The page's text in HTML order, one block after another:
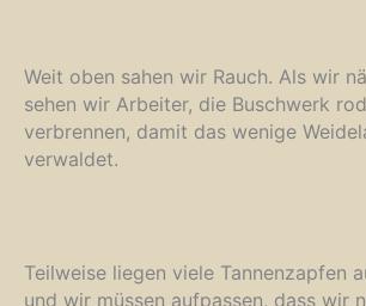
Weit oben sahen wir Rauch. Als wir
sehen wir Arbeiter, die Buschwerk
verbrennen, damit das wenige
verwaldet.
Teilweise liegen viele Tannenzapfen
und wir müssen aufpassen, dass wir